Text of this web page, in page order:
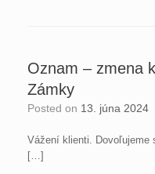
Oznam – zmena
Zámky
Posted on 13. júna 2024
Vážení klienti. Dovoľujeme
[…]